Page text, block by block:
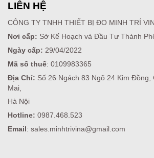
LIÊN HỆ
CÔNG TY TNHH THIẾT BỊ ĐO MINH TRÍ
Nơi cấp: Sở Kế Hoạch và Đầu Tư Thành
Ngày cấp: 29/04/2022
Mã số thuế: 0109983365
Địa Chỉ: Số 26 Ngách 83 Ngõ 24 Kim Đồng,
Mai,
Hà Nội
Hotline: 0987.468.523
Email : sales.minhtrivina@gmail.com